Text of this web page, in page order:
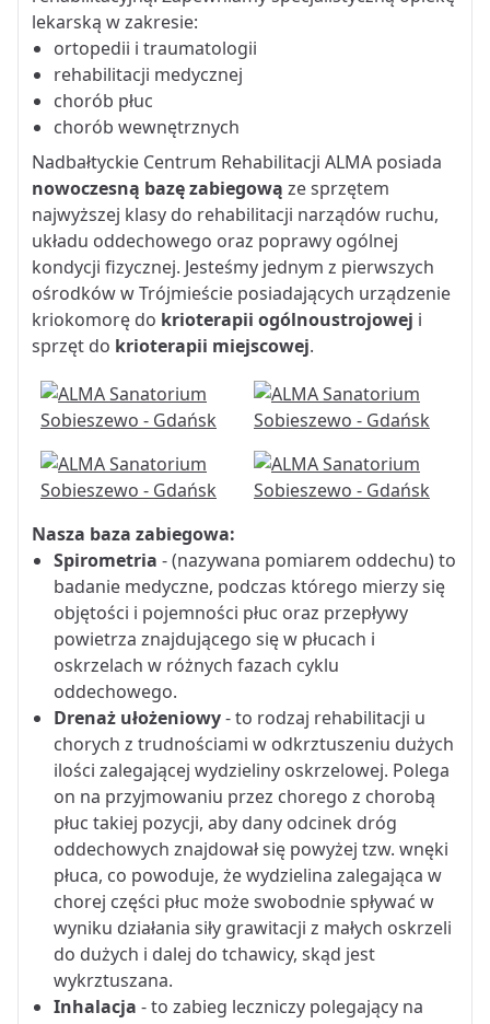
lekarską w zakresie:
ortopedii i traumatologii
rehabilitacji medycznej
chorób płuc
chorób wewnętrznych
Nadbałtyckie Centrum Rehabilitacji ALMA posiada
nowoczesną bazę zabiegową ze sprzętem
najwyższej klasy do rehabilitacji narządów ruchu,
układu oddechowego oraz poprawy ogólnej
kondycji fizycznej. Jesteśmy jednym z pierwszych
ośrodków w Trójmieście posiadających urządzenie
kriokomorę do krioterapii ogólnoustrojowej i
sprzęt do krioterapii miejscowej.
Nasza baza zabiegowa:
Spirometria - (nazywana pomiarem oddechu) to
badanie medyczne, podczas którego mierzy się
objętości i pojemności płuc oraz przepływy
powietrza znajdującego się w płucach i
oskrzelach w różnych fazach cyklu
oddechowego.
Drenaż ułożeniowy- to rodzaj rehabilitacji u
chorych z trudnościami w odkrztuszeniu dużych
ilości zalegającej wydzieliny oskrzelowej. Polega
on na przyjmowaniu przez chorego z chorobą
płuc takiej pozycji, aby dany odcinek dróg
oddechowych znajdował się powyżej tzw. wnęki
płuca, co powoduje, że wydzielina zalegająca w
chorej części płuc może swobodnie spływać w
wyniku działania siły grawitacji z małych oskrzeli
do dużych i dalej do tchawicy, skąd jest
wykrztuszana.
Inhalacja - to zabieg leczniczy polegający na